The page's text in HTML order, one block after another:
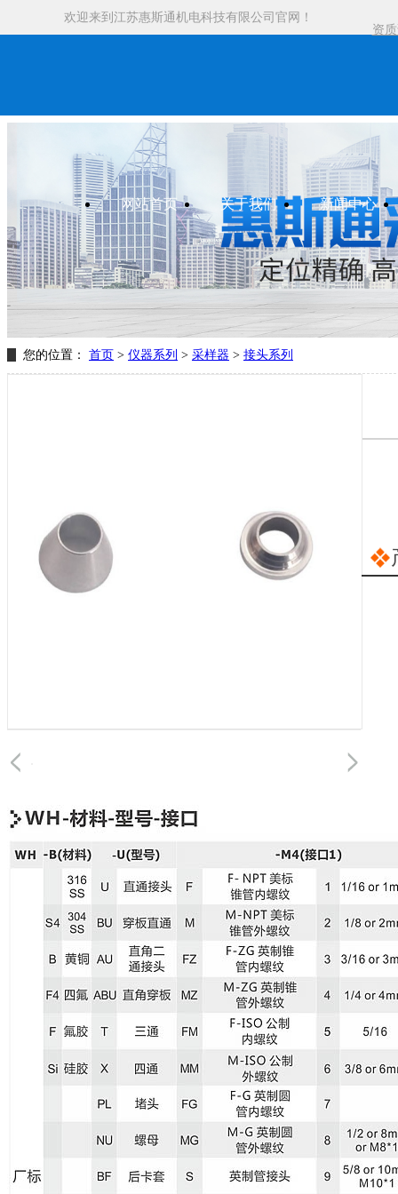
欢迎来到江苏惠斯通机电科技有限公司官网！
资
网站首页 关于我们 新闻中心
您的位置： 首页 > 仪器系列 > 采样器 > 接头系列